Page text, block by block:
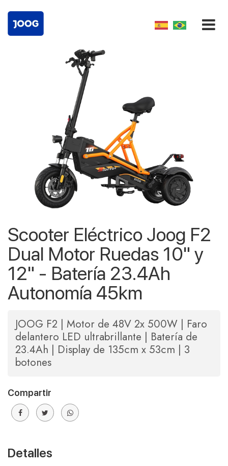
Scooter Eléctrico Joog F2
Dual Motor Ruedas 10" y
12" - Batería 23.4Ah
Autonomía 45km
JOOG F2 | Motor de 48V 2x 500W | Faro
delantero LED ultrabrillante | Batería de
23.4Ah | Display de 135cm x 53cm | 3
botones
Compartir
Detalles